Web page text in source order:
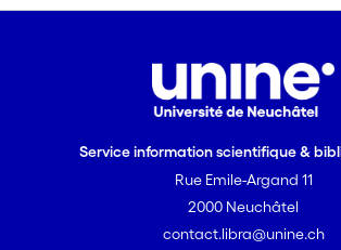
Service information scientifique &
Rue Emile-Argand 11
2000 Neuchâtel
contact.libra@unine.ch